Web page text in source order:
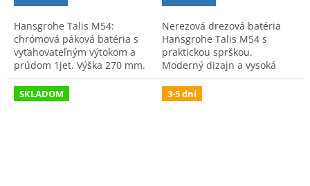
Hansgrohe Talis M54:
chrómová páková batéria s
vyťahovateľným výtokom a
prúdom 1jet. Výška 270 mm.
Elegantné a funkčné
riešenie pre maximálne
pohodlie.
Nerezová drezová batéria
Hansgrohe Talis M54 s
praktickou sprškou.
Moderný dizajn a vysoká
kvalita pre maximálny
komfort v modernej kuchyni.
SKLADOM 3-5 dní